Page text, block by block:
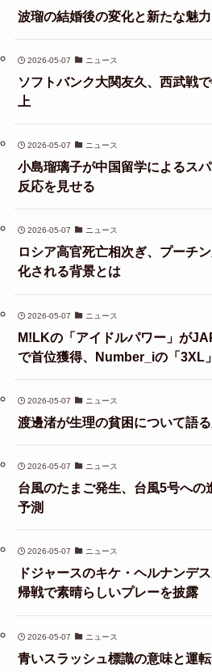
波瑠の結婚後の変化と新たな魅
2026-05-07 ニュース
ソフトバンク大関友久、西武戦
上
2026-05-07 ニュース
小島瑠璃子が中国留学によるス
反応を見せる
2026-05-07 ニュース
ロシア高官死亡相次ぎ、プーチ
化される背景とは
2026-05-07 ニュース
M!LKの「アイドルパワー」が
で首位獲得、Number_iの「3XL
2026-05-07 ニュース
渡邊渚が生理の貧困について語
2026-05-07 ニュース
台風のたまご発生、台風5号への
予測
2026-05-07 ニュース
ドジャースのキケ・ヘルナンデ
帰戦で素晴らしいプレーを披露
2026-05-07 ニュース
青いスラッシュ標識の意味と運